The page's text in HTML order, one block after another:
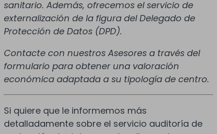
sanitario. Además, ofrecemos el servicio de
externalización de la figura del Delegado de
Protección de Datos (DPD).
Contacte con nuestros Asesores a través del
formulario para obtener una valoración
económica adaptada a su tipología de centro.
Si quiere que le informemos más
detalladamente sobre el servicio auditoría de